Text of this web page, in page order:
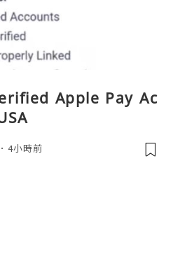
Apple Pay Ac
4小時前